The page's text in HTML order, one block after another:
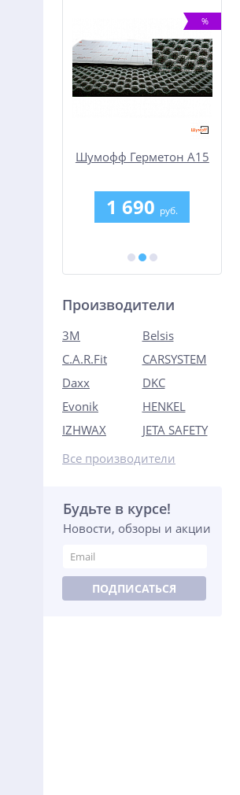
-25%
Очиститель матриц
615руб.
Производители
3M
Belsis
C.A.R.Fit
CARSYSTEM
Daxx
DKC
Evonik
HENKEL
IZHWAX
JETA SAFETY
Все производители
Будьте в курсе!
Новости, обзоры и акции
ПОДПИСАТЬСЯ